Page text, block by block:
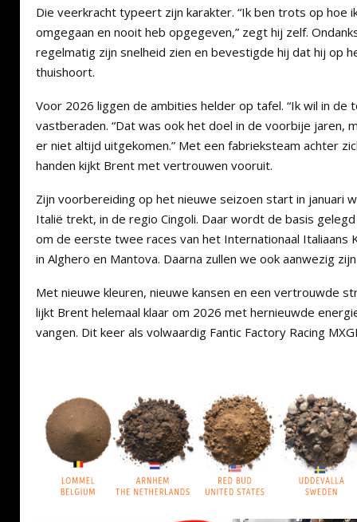
Die veerkracht typeert zijn karakter. “Ik ben trots op hoe
omgegaan en nooit heb opgegeven,” zegt hij zelf.
regelmatig zijn snelheid zien en bevestigde hij dat hij op
thuishoort.
Voor 2026 liggen de ambities helder op tafel. “Ik wil in de
vastberaden. “Dat was ook het doel in de voorbije jaren,
er niet altijd uitgekomen.” Met een fabrieksteam achter
handen kijkt Brent met vertrouwen vooruit.
Zijn voorbereiding op het nieuwe seizoen start in januari
Italië trekt, in de regio Cingoli. Daar wordt de basis
om de eerste twee races van het Internationaal Italiaans
in Alghero en Mantova. Daarna zullen we ook aanwezig
Met nieuwe kleuren, nieuwe kansen en een vertrouwde
lijkt Brent helemaal klaar om 2026 met hernieuwde
vangen. Dit keer als volwaardig Fantic Factory Racing